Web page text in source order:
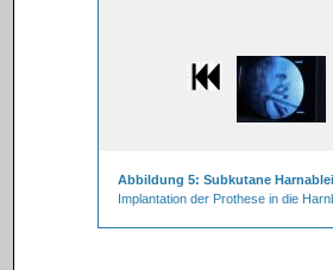
Abbildung 5: Subkutane
Implantation der Prothese in die